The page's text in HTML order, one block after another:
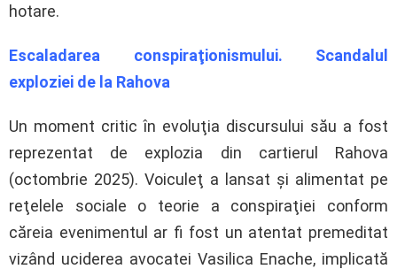
hotare.
Escaladarea conspiraţionismului. Scandalul
exploziei de la Rahova
Un moment critic în evoluţia discursului său a fost
reprezentat de explozia din cartierul Rahova
(octombrie 2025). Voiculeţ a lansat şi alimentat pe
reţelele sociale o teorie a conspiraţiei conform
căreia evenimentul ar fi fost un atentat premeditat
vizând uciderea avocatei Vasilica Enache, implicată